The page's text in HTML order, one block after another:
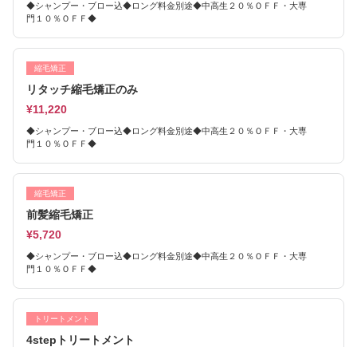
◆シャンプー・ブロー込◆ロング料金別途◆中高生２０％ＯＦＦ・大専
門１０％ＯＦＦ◆
縮毛矯正
リタッチ縮毛矯正のみ
¥11,220
◆シャンプー・ブロー込◆ロング料金別途◆中高生２０％ＯＦＦ・大専
門１０％ＯＦＦ◆
縮毛矯正
前髪縮毛矯正
¥5,720
◆シャンプー・ブロー込◆ロング料金別途◆中高生２０％ＯＦＦ・大専
門１０％ＯＦＦ◆
トリートメント
4stepトリートメント